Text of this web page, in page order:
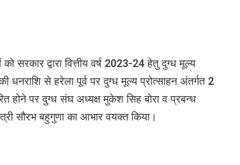
सरकार द्वारा वित्तीय वर्ष 2023-24 हेतु दुग्ध मूल्य
धनराशि से हरेला पूर्व पर दुग्ध मूल्य प्रोत्साहन अंतर्गत 2
होने पर दुग्ध संघ अध्यक्ष मुकेश सिह बोरा व प्रबन्ध
सौरभ बहुगुणा का आभार वयक्त किया।